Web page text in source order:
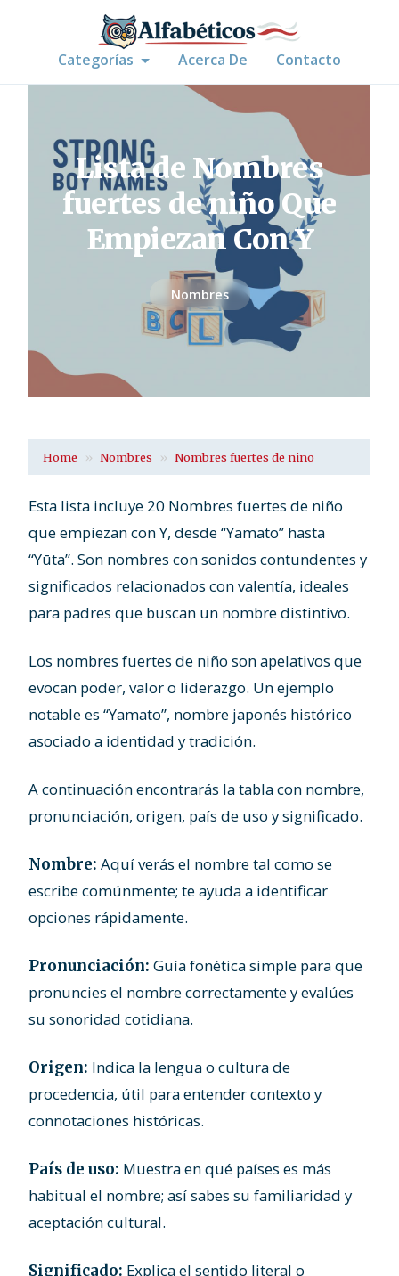
Categorías Acerca De Contacto
Lista de Nombres
fuertes de niño Que
Empiezan Con Y
Nombres
Home Nombres Nombres fuertes de niño
Esta lista incluye 20 Nombres fuertes de niño
que empiezan con Y, desde “Yamato” hasta
“Yūta”. Son nombres con sonidos contundentes y
significados relacionados con valentía, ideales
para padres que buscan un nombre distintivo.
Los nombres fuertes de niño son apelativos que
evocan poder, valor o liderazgo. Un ejemplo
notable es “Yamato”, nombre japonés histórico
asociado a identidad y tradición.
A continuación encontrarás la tabla con nombre,
pronunciación, origen, país de uso y significado.
Nombre: Aquí verás el nombre tal como se
escribe comúnmente; te ayuda a identificar
opciones rápidamente.
Pronunciación: Guía fonética simple para que
pronuncies el nombre correctamente y evalúes
su sonoridad cotidiana.
Origen: Indica la lengua o cultura de
procedencia, útil para entender contexto y
connotaciones históricas.
País de uso: Muestra en qué países es más
habitual el nombre; así sabes su familiaridad y
aceptación cultural.
Significado: Explica el sentido literal o